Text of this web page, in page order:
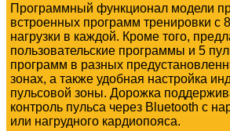
Программный функционал модели
встроенных программ тренировки с
нагрузки в каждой. Кроме того,
пользовательские программы и 5
программ в разных
зонах, а также удобная настройка
пульсовой зоны. Дорожка
контроль пульса через Bluetooth с
или нагрудного кардиопояса.